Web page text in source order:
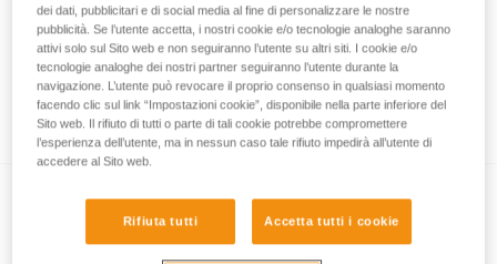
Quale resistenza scegliere per il sottogola
DUAL?
dei dati, pubblicitari e di social media al fine di personalizzare le nostre
pubblicità. Se l’utente accetta, i nostri cookie e/o tecnologie analoghe saranno
attivi solo sul Sito web e non seguiranno l’utente su altri siti. I cookie e/o
tecnologie analoghe dei nostri partner seguiranno l’utente durante la
navigazione. L’utente può revocare il proprio consenso in qualsiasi momento
facendo clic sul link “Impostazioni cookie”, disponibile nella parte inferiore del
Sito web. Il rifiuto di tutti o parte di tali cookie potrebbe compromettere
l’esperienza dell’utente, ma in nessun caso tale rifiuto impedirà all’utente di
accedere al Sito web.
Rifiuta tutti Accetta tutti i cookie